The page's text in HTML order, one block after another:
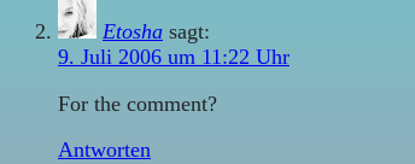
Etosha sagt:
9. Juli 2006 um 11:22 Uhr
For the comment?
Antworten